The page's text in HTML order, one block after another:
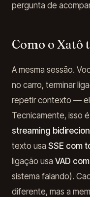
pergunta de
Como o Xatô
A mesma sessão.
no carro, terminar
repetir contexto —
Tecnicamente, isso
streaming
texto usa SSE com
ligação usa VAD
sistema falando).
diferente, mas a